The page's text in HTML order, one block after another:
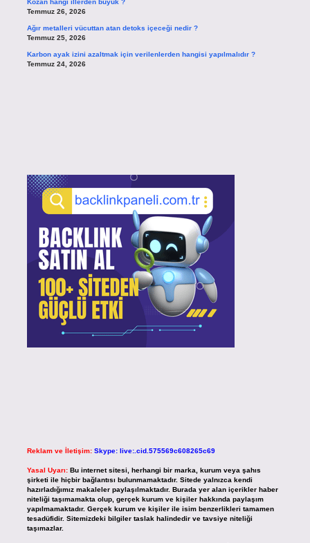
Kozan hangi illerden büyük ?
Temmuz 26, 2026
Ağır metalleri vücuttan atan detoks içeceği nedir ?
Temmuz 25, 2026
Karbon ayak izini azaltmak için verilenlerden hangisi yapılmalıdır ?
Temmuz 24, 2026
Reklam ve İletişim: Skype: live:.cid.575569c608265c69
Yasal Uyarı: Bu internet sitesi, herhangi bir marka, kurum veya şahıs
şirketi ile hiçbir bağlantısı bulunmamaktadır. Sitede yalnızca kendi
hazırladığımız makaleler paylaşılmaktadır. Burada yer alan içerikler haber
niteliği taşımamakta olup, gerçek kurum ve kişiler hakkında paylaşım
yapılmamaktadır. Gerçek kurum ve kişiler ile isim benzerlikleri tamamen
tesadüfidir. Sitemizdeki bilgiler taslak halindedir ve tavsiye niteliği
taşımazlar.